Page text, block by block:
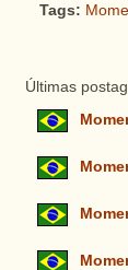
Tags:
Últimas